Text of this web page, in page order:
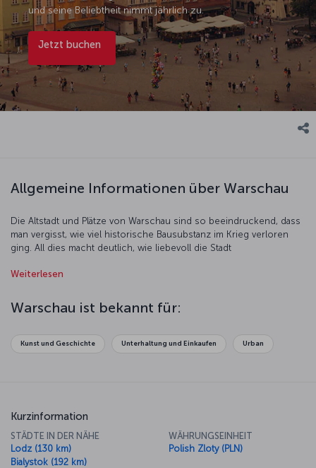
und seine Beliebtheit nimmt jährlich zu.
Jetzt buchen
Allgemeine Informationen über Warschau
Die Altstadt und Plätze von Warschau sind so beeindruckend, dass
man vergisst, wie viel historische Bausubstanz im Krieg verloren
ging. All dies macht deutlich, wie liebevoll die Stadt
die Geschichte der Stadt in Denkmälern, öffentlichen Plätzen und
Komponisten Chopin werden regelmäßig in Museen, Palästen und
Kunstgalerien aufgeführt. Restaurants und Cafés servieren
polnischen und jüdischen Küchen mit denen der Nachbarländer
Weiterlesen
Warschau ist bekannt für:
Kunst und Geschichte Unterhaltung und Einkaufen Urban
Kurzinformation
STÄDTE IN DER NÄHE
Lodz (130 km)
Bialystok (192 km)
WÄHRUNGSEINHEIT
Polish Zloty (PLN)